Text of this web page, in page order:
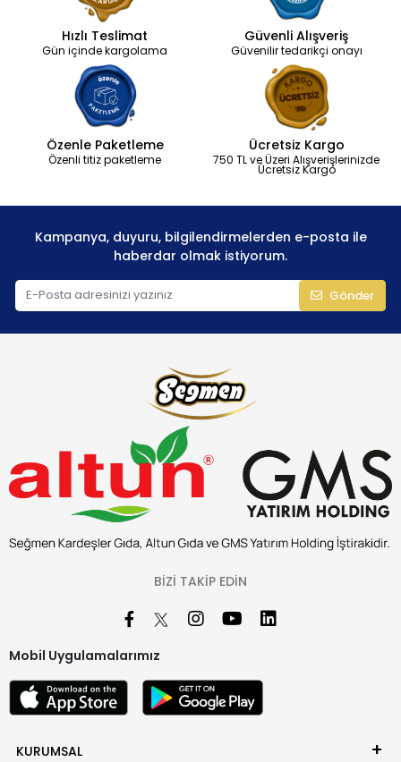
Hızlı Teslimat
Gün içinde kargolama
Güvenli Alışveriş
Güvenilir tedarikçi onayı
Özenle Paketleme
Özenli titiz paketleme
Ücretsiz Kargo
750 TL ve Üzeri Alışverişlerinizde
Ücretsiz Kargo
Kampanya, duyuru, bilgilendirmelerden e-posta ile
haberdar olmak istiyorum.
Gönder
BIZI TAKIP EDIN
Mobil Uygulamalarımız
KURUMSAL